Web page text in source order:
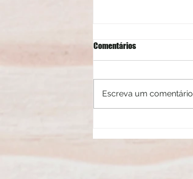
Comentários
Escreva um comentário